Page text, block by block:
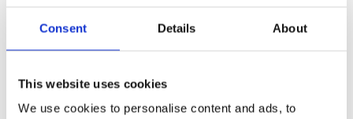
Consent Details About
This website uses cookies
We use cookies to personalise content and ads, to
logística decide si llegas a tiempo. Cuando fallan los